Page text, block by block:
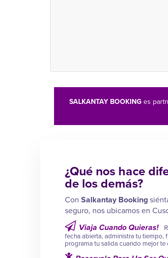
SALKANTAY BOOKINGes
¿Qué nos hace
de los demás?
Con Salkantay Booking
seguro, nos ubicamos en
Viaja Cuando Quieras!
fecha abierta, administra tu tiempo,
programa tu salida cuando mejor te